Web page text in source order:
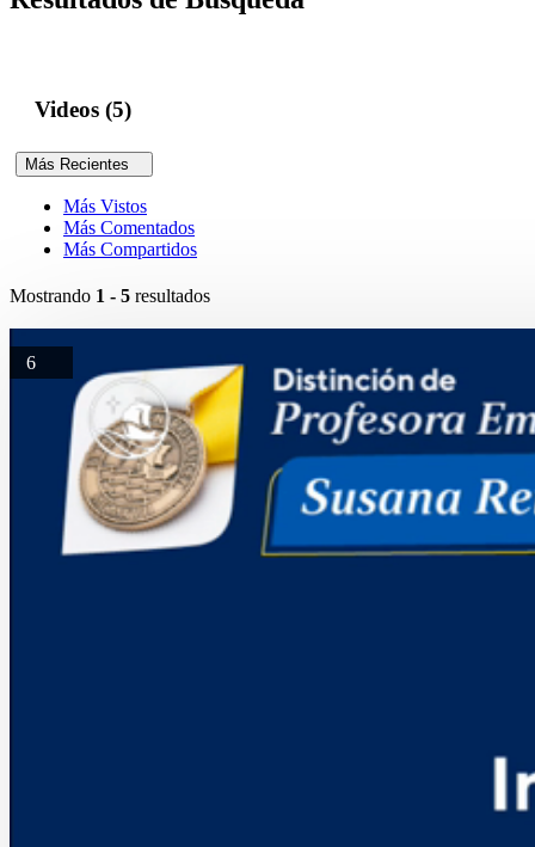
Videos (5)
Más Recientes
Más Vistos
Más Comentados
Más Compartidos
Mostrando 1 - 5 resultados
6